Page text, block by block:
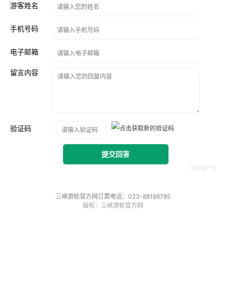
游客姓名
手机号码
电子邮箱
留言内容
验证码
提交回答
三峡游轮官方网订票电话：023-88166785
版权：三峡游轮官方网